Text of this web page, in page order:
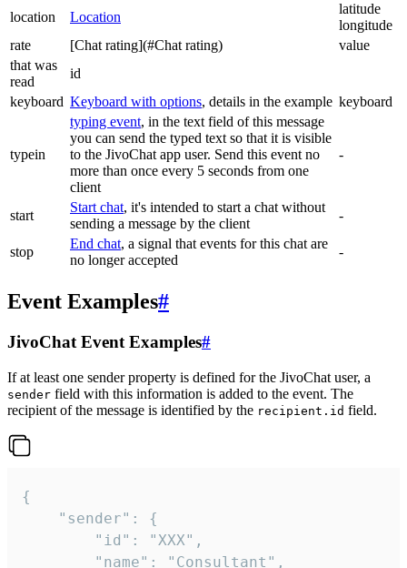
location Location
latitude
longitude
rate
[Chat rating](#Chat rating)
value
that was
read
id
keyboard Keyboard with options, details in the example keyboard
typein
typing event, in the text field of this message
you can send the typed text so that it is visible
to the JivoChat app user. Send this event no
more than once every 5 seconds from one
client
-
start
Start chat, it's intended to start a chat without
sending a message by the client
-
stop
End chat, a signal that events for this chat are
no longer accepted
-
Event Examples#
JivoChat Event Examples#
If at least one sender property is defined for the JivoChat user, a
sender field with this information is added to the event. The
recipient of the message is identified by the recipient.id field.
{